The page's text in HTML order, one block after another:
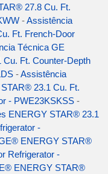
27.8 Cu. Ft.
-Assistência
Ft. French-Door
Técnica GE
Ft. Counter-Depth
-Assistência
23.1 Cu. Ft.
- PWE23KSKSS -
ENERGY STAR® 23.1
-
ENERGY STAR®
Refrigerator -
ENERGY STAR®